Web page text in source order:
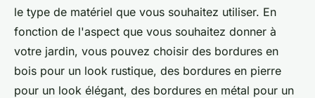
le type de matériel que vous souhaitez utiliser. En
fonction de l'aspect que vous souhaitez donner à
votre jardin, vous pouvez choisir des bordures en
bois pour un look rustique, des bordures en pierre
pour un look élégant, des bordures en métal pour un